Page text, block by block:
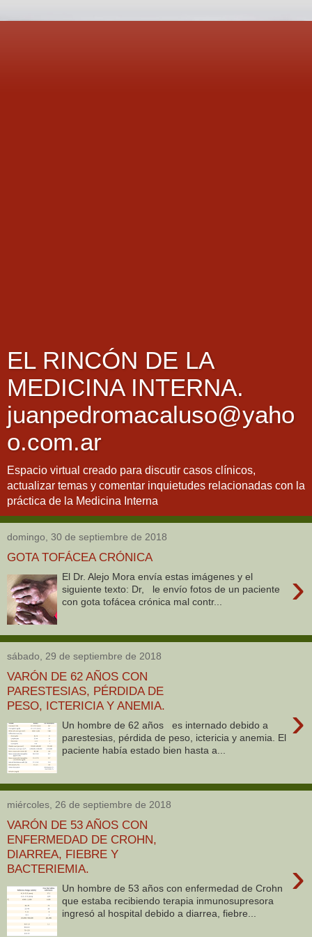
EL RINCÓN DE LA
MEDICINA INTERNA.
juanpedromacaluso@yaho
o.com.ar
Espacio virtual creado para discutir casos clínicos,
actualizar temas y comentar inquietudes relacionadas con la
práctica de la Medicina Interna
domingo, 30 de septiembre de 2018
GOTA TOFÁCEA CRÓNICA
›
El Dr. Alejo Mora envía estas imágenes y el
siguiente texto: Dr, le envío fotos de un paciente
con gota tofácea crónica mal contr...
sábado, 29 de septiembre de 2018
VARÓN DE 62 AÑOS CON
PARESTESIAS, PÉRDIDA DE
PESO, ICTERICIA Y ANEMIA.
›
Un hombre de 62 años es internado debido a
parestesias, pérdida de peso, ictericia y anemia. El
paciente había estado bien hasta a...
miércoles, 26 de septiembre de 2018
VARÓN DE 53 AÑOS CON
ENFERMEDAD DE CROHN,
DIARREA, FIEBRE Y
BACTERIEMIA.
›
Un hombre de 53 años con enfermedad de Crohn
que estaba recibiendo terapia inmunosupresora
ingresó al hospital debido a diarrea, fiebre...